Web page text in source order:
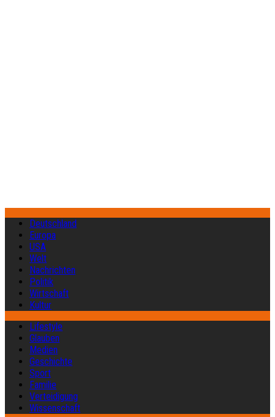
Deutschland
Europa
USA
Welt
Nachrichten
Politik
Wirtschaft
Kultur
Lifestyle
Glauben
Medien
Geschichte
Sport
Familie
Verteidigung
Wissenschaft